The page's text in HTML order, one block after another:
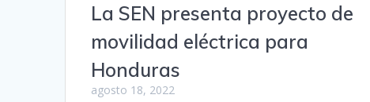
La SEN presenta proyecto de
movilidad eléctrica para
Honduras
agosto 18, 2022